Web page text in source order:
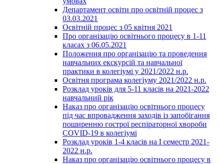
Департамент освіти про освітній процес з
03.03.2021
Освітній процес з 05 квітня 2021
Про організацію освітнього процесу в 1-11
класах з 06.05.2021
Положення про організацію та проведення
навчальних екскурсій та навчальної
практики в колегіумі у 2021/2022 н.р.
Освітня програма колегіуму 2021/2022 н.р.
Розклад уроків для 5-11 класів на 2021-2022
навчальний рік
Наказ про організацію освітнього процесу
під час впровадження заходів із запобігання
поширенню гострої респіраторної хвороби
COVID-19 в колегіумі
Розклад уроків 1-4 класів на І семестр 2021-
2022 н.р.
Наказ про організацію освітнього процесу в